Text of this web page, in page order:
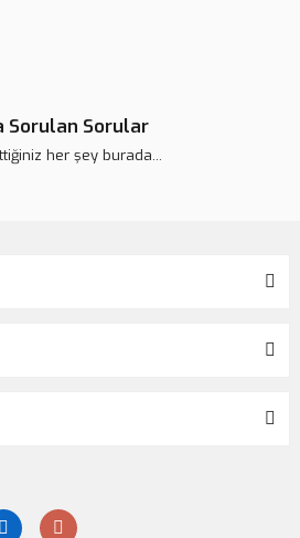
Sorulan Sorular
her şey burada...